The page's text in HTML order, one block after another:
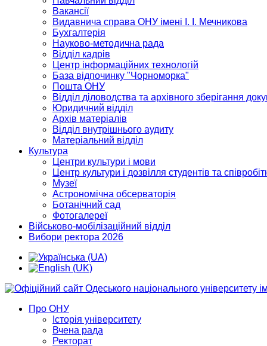
Вакансії
Видавнича справа ОНУ імені І. І. Мечникова
Бухгалтерія
Науково-методична рада
Відділ кадрів
Центр інформаційних технологій
База відпочинку "Чорноморка"
Пошта ОНУ
Відділ діловодства та архівного зберігання
Юридичний відділ
Архів матеріалів
Відділ внутрішнього аудиту
Матеріальний відділ
Культура
Центри культури і мови
Центр культури і дозвілля студентів та
Музеї
Астрономічна обсерваторія
Ботанічний сад
Фотогалереї
Військово-мобілізаційний відділ
Вибори ректора 2026
Про ОНУ
Історія університету
Вчена рада
Ректорат